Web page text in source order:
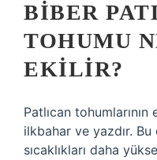
BIBER
TOHUMU
EKILIR?
Patlıcan
ilkbahar ve yazdır.
sıcaklıkları daha